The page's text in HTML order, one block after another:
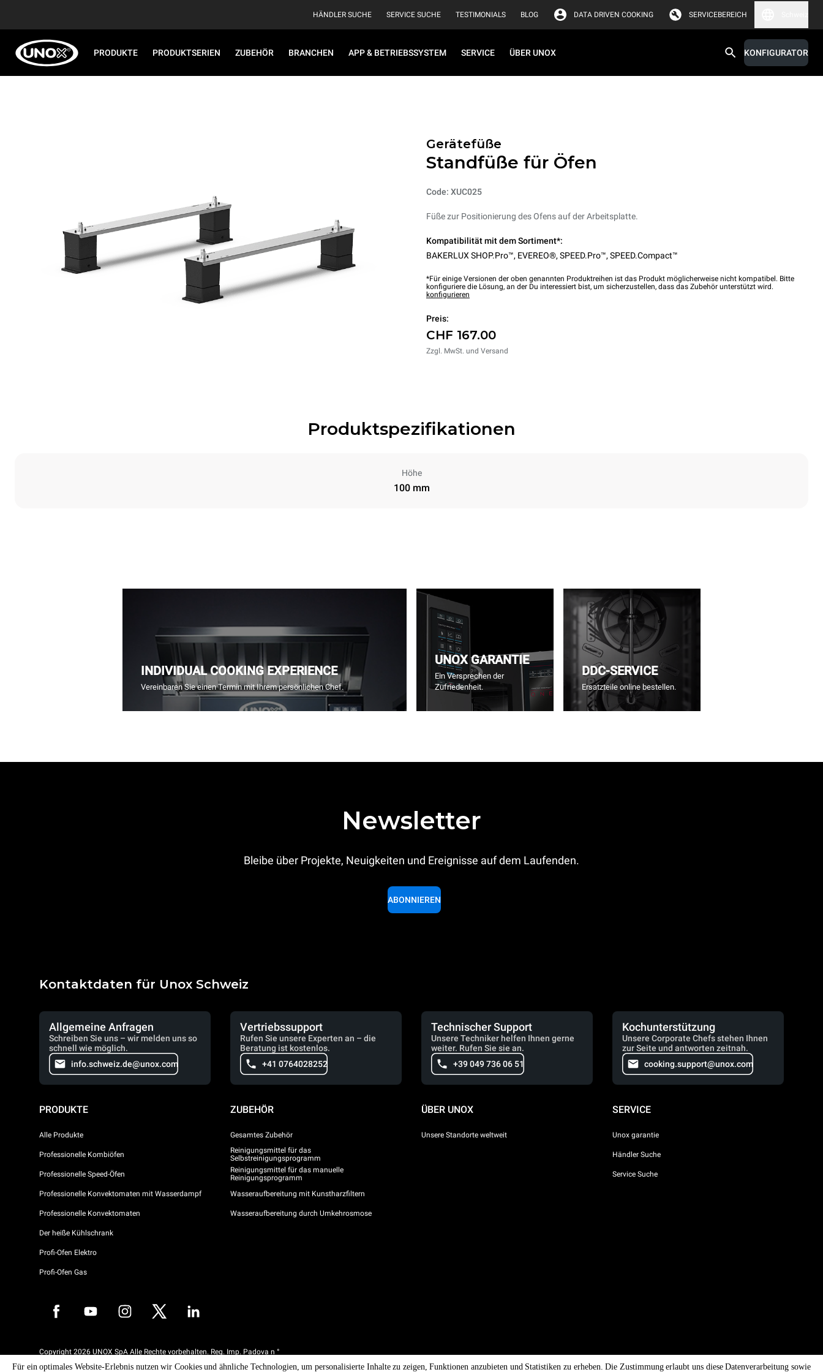
HÄNDLER SUCHE SERVICE SUCHE TESTIMONIALS BLOG DATA DRIVEN COOKING SERVICEBEREICH
PRODUKTE PRODUKTSERIEN ZUBEHÖR BRANCHEN APP & BETRIEBSSYSTEM SERVICE ÜBER UNOX KONFIGURATOR
Gerätefüße
Standfüße für Öfen
Code: XUC025
Füße zur Positionierung des Ofens auf der Arbeitsplatte.
Kompatibilität mit dem Sortiment*:
BAKERLUX SHOP.Pro™, EVEREO®, SPEED.Pro™, SPEED.Compact™
*Für einige Versionen der oben genannten Produktreihen ist das Produkt möglicherweise nicht kompatibel. Bitte
konfiguriere die Lösung, an der Du interessiert bist, um sicherzustellen, dass das Zubehör unterstützt wird.
konfigurieren
Preis:
CHF 167.00
Zzgl. MwSt. und Versand
Produktspezifikationen
Höhe
100 mm
INDIVIDUAL COOKING EXPERIENCE
Vereinbaren Sie einen Termin mit Ihrem persönlichen Chef.
UNOX GARANTIE
Ein Versprechen der
Zufriedenheit.
DDC-SERVICE
Ersatzteile online bestellen.
Newsletter
Bleibe über Projekte, Neuigkeiten und Ereignisse auf dem Laufenden.
ABONNIEREN
Kontaktdaten für Unox Schweiz
Allgemeine Anfragen
Schreiben Sie uns – wir melden uns so
schnell wie möglich.
info.schweiz.de@unox.com
Vertriebssupport
Rufen Sie unsere Experten an – die
Beratung ist kostenlos.
+41 0764028252
Technischer Support
Unsere Techniker helfen Ihnen gerne
weiter. Rufen Sie sie an.
+39 049 736 06 51
Kochunterstützung
Unsere Corporate Chefs stehen Ihnen
zur Seite und antworten zeitnah.
cooking.support@unox.com
PRODUKTE
Alle Produkte
Professionelle Kombiöfen
Professionelle Speed-Öfen
Professionelle Konvektomaten mit Wasserdampf
Professionelle Konvektomaten
Der heiße Kühlschrank
Profi-Ofen Elektro
Profi-Ofen Gas
ZUBEHÖR
Gesamtes Zubehör
Reinigungsmittel für das
Selbstreinigungsprogramm
Reinigungsmittel für das manuelle
Reinigungsprogramm
Wasseraufbereitung mit Kunstharzfiltern
Wasseraufbereitung durch Umkehrosmose
ÜBER UNOX
Unsere Standorte weltweit
SERVICE
Unox garantie
Händler Suche
Service Suche
Copyright 2026 UNOX SpA Alle Rechte vorbehalten. Reg. Imp. Padova n °
04230750285 - IT WEEE Reg. No. IT08020000000377
Für ein optimales Website-Erlebnis nutzen wir Cookies und ähnliche Technologien, um personalisierte Inhalte zu zeigen, Funktionen anzubieten und Statistiken zu erheben. Die Zustimmung erlaubt uns diese Datenverarbeitung sowie